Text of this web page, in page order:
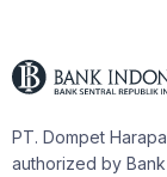
PT. Dompet
authorized by